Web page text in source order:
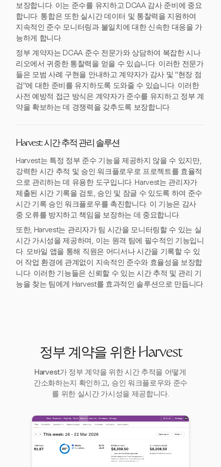
보장합니다. 이는 준수를 유지하고 DCAA 감사 준비에 중요
합니다. 통합은 또한 실시간 데이터 및 통찰력을 지원하여
지속적인 준수 모니터링과 불일치에 대한 신속한 대응을 가
능하게 합니다.
정부 계약자는 DCAA 준수 전문가와 상담하여 복잡한 시나
리오에서 귀중한 통찰력을 얻을 수 있습니다. 이러한 전문가
들은 모범 사례 구현을 안내하고 계약자가 감사 및 "현장 점
검"에 대한 준비를 유지하도록 도와줄 수 있습니다. 이러한
사전 예방적 접근 방식은 계약자가 준수를 유지하고 정부 계
약을 확보하는 데 경쟁력을 갖추도록 보장합니다.
Harvest: 시간 추적 관리 솔루션
Harvest는 특정 정부 준수 기능을 제공하지 않을 수 있지만,
강력한 시간 추적 및 승인 워크플로우로 프로젝트를 효율적
으로 관리하는 데 유용한 도구입니다. Harvest는 관리자가
제출된 시간 기록을 검토, 승인 및 잠글 수 있도록 하여 준수
시간 기록 승인 워크플로우를 촉진합니다. 이 기능은 감사
중 오류를 방지하고 책임을 보장하는 데 중요합니다.
또한, Harvest는 관리자가 팀 시간을 모니터링할 수 있는 실
시간 가시성을 제공하며, 이는 원격 팀에 필수적인 기능입니
다. 모바일 앱을 통해 직원은 어디서나 시간을 기록할 수 있
어 작업 환경에 관계없이 지속적인 준수와 효율성을 보장합
니다. 이러한 기능들은 신뢰할 수 있는 시간 추적 및 관리 기
능을 찾는 팀에게 Harvest를 효과적인 솔루션으로 만듭니다.
정부 계약을 위한 Harvest
Harvest가 정부 계약을 위한 시간 추적을 어떻게
간소화하는지 확인하고, 승인 워크플로우와 준수
를 위한 실시간 가시성을 제공합니다.